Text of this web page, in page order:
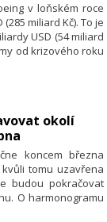
v loňském roce
miliard Kč). To je
USD (54 miliard
od krizového roku
okolí
koncem března
tomu uzavřena
budou pokračovat
O harmonogramu